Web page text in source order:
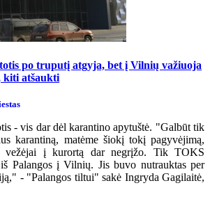
po truputį atgyja, bet į Vilnių važiuoja
kiti atšaukti
- vis dar dėl karantino apytuštė. "Galbūt tik
karantiną, matėme šiokį tokį pagyvėjimą,
vežėjai į kurortą dar negrįžo. Tik TOKS
Palangos į Vilnių. Jis buvo nutrauktas per
- "Palangos tiltui" sakė Ingryda Gagilaitė,